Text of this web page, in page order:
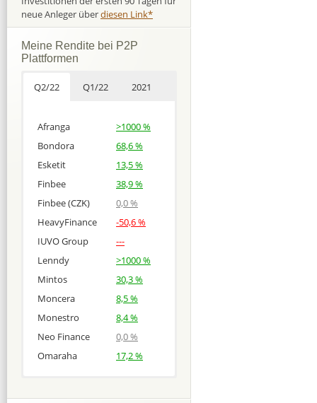
neue Anleger überdiesen Link*
Meine Rendite bei P2P
Plattformen
Q2/22 Q1/22 2021
Afranga
>1000 %
Bondora
68,6 %
Esketit
13,5 %
Finbee
38,9 %
Finbee (CZK)
0,0 %
HeavyFinance
-50,6 %
IUVO Group
---
Lenndy
>1000 %
Mintos
30,3 %
Moncera
8,5 %
Monestro
8,4 %
Neo Finance
0,0 %
Omaraha
17,2 %